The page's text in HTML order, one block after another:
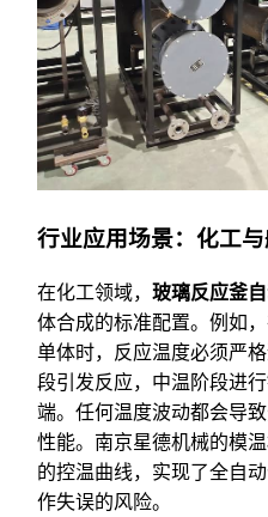
行业应用场景：化工
在化工领域， 玻璃反应釜
体合成的标准配置。例如
单体时，反应温度必须严
段引发反应，中温阶段进
端。任何温度波动都会导
性能。南京星德机械的模
的控温曲线，实现了全自
作失误的风险。